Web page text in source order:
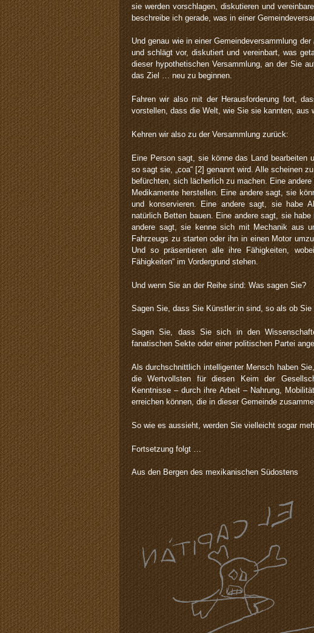
sie werden vorschlagen, diskutieren und
beschreibe ich gerade, was in einer
Und genau wie in einer Gemeindeversammlung der
und schlägt vor, diskutiert und vereinbart, was
dieser hypothetischen Versammlung, an der Sie
das Ziel … neu zu beginnen.
Fahren wir also mit der Herausforderung fort,
vorstellen, dass die Welt, wie Sie sie kannten, aus
Kehren wir also zu der Versammlung zurück:
Eine Person sagt, sie könne das Land bearbeiten
so sagt sie, „coa“ [2] genannt wird. Alle scheinen
befürchten, sich lächerlich zu machen. Eine
Medikamente herstellen. Eine andere sagt, sie
und konservieren. Eine andere sagt, sie habe
natürlich Betten bauen. Eine andere sagt, sie
andere sagt, sie kenne sich mit Mechanik aus
Fahrzeugs zu starten oder ihn in einen Motor
Und so präsentieren alle ihre Fähigkeiten,
Fähigkeiten“ im Vordergrund stehen.
Und wenn Sie an der Reihe sind: Was sagen Sie?
Sagen Sie, dass Sie Künstler:in sind, so als ob Sie
Sagen Sie, dass Sie sich in den
fanatischen Sekte oder einer politischen Partei
Als durchschnittlich intelligenter Mensch haben
die Wertvollsten für diesen Keim der
Kenntnisse – durch ihre Arbeit – Nahrung,
erreichen können, die in dieser Gemeinde
So wie es aussieht, werden Sie vielleicht sogar
Fortsetzung folgt …
Aus den Bergen des mexikanischen Südostens